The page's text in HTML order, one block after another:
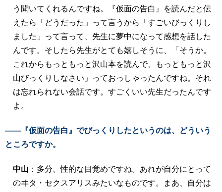
う聞いてくれるんですね。『仮面の告白』を読んだと伝
えたら「どうだった」って言うから「すごいびっくりし
ました」って言って、先生に夢中になって感想を話した
んです。そしたら先生がとても嬉しそうに、「そうか。
これからもっともっと沢山本を読んで、もっともっと沢
山びっくりしなさい」っておっしゃったんですね。それ
は忘れられない会話です。すごくいい先生だったんです
よ。
――『仮面の告白』でびっくりしたというのは、どういう
ところですか。
中山 ：多分、性的な目覚めですね。あれが自分にとって
のヰタ・セクスアリスみたいなものです。まあ、自分は